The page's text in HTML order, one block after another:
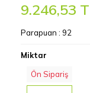
9.246,53
Parapuan : 92
Miktar
Ön Sipariş